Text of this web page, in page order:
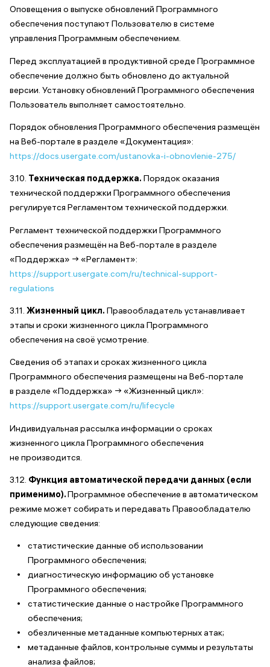
Оповещения о выпуске обновлений Программного
обеспечения поступают Пользователю в системе
управления Программным обеспечением.
Перед эксплуатацией в продуктивной среде Программное
обеспечение должно быть обновлено до актуальной
версии. Установку обновлений Программного обеспечения
Пользователь выполняет самостоятельно.
Порядок обновления Программного обеспечения размещён
на Веб-портале в разделе «Документация»:
https://docs.usergate.com/ustanovka-i-obnovlenie-275/
3.10. Техническая поддержка. Порядок оказания
технической поддержки Программного обеспечения
регулируется Регламентом технической поддержки.
Регламент технической поддержки Программного
обеспечения размещён на Веб-портале в разделе
«Поддержка» → «Регламент»:
https://support.usergate.com/ru/technical-support-
regulations
3.11. Жизненный цикл. Правообладатель устанавливает
этапы и сроки жизненного цикла Программного
обеспечения на своё усмотрение.
Сведения об этапах и сроках жизненного цикла
Программного обеспечения размещены на Веб-портале
в разделе «Поддержка» → «Жизненный цикл»:
https://support.usergate.com/ru/lifecycle
Индивидуальная рассылка информации о сроках
жизненного цикла Программного обеспечения
не производится.
3.12. Функция автоматической передачи данных (если
применимо).Программное обеспечение в автоматическом
режиме может собирать и передавать Правообладателю
следующие сведения:
статистические данные об использовании
Программного обеспечения;
диагностическую информацию об установке
Программного обеспечения;
статистические данные о настройке Программного
обеспечения;
обезличенные метаданные компьютерных атак;
метаданные файлов, контрольные суммы и результаты
анализа файлов;